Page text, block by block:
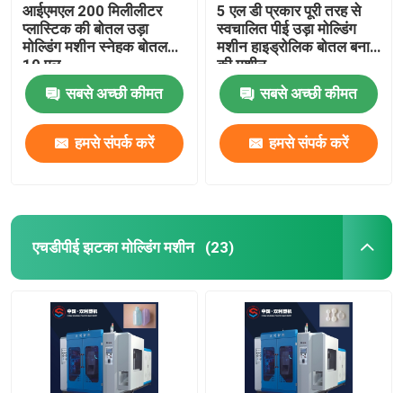
आईएमएल 200 मिलीलीटर
प्लास्टिक की बोतल उड़ा
मोल्डिंग मशीन स्नेहक बोतल
10 एल
सबसे अच्छी कीमत
हमसे संपर्क करें
5 एल डी प्रकार पूरी तरह से
स्वचालित पीई उड़ा मोल्डिंग
मशीन हाइड्रोलिक बोतल बनाने
की मशीन
सबसे अच्छी कीमत
हमसे संपर्क करें
एचडीपीई झटका मोल्डिंग मशीन (23)